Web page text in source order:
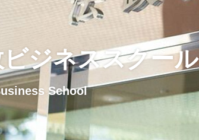
ジネススクール
School